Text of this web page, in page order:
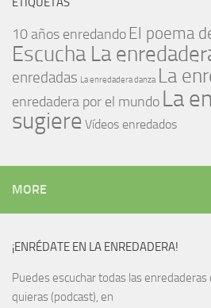
10 años enredando El poema
Escucha La
enredadas La enredadera danza La
enredadera por el mundo La
sugiere Vídeos enredados
MORE
¡ENRÉDATE EN LA ENREDADERA!
Puedes escuchar todas las
quieras (podcast), en